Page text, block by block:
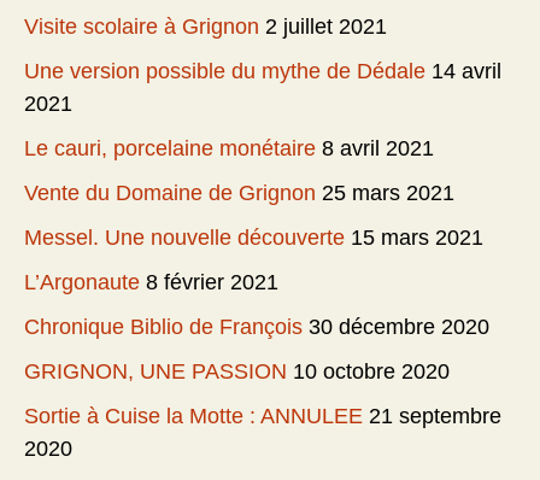
Visite scolaire à Grignon 2 juillet 2021
Une version possible du mythe de Dédale 14 avril
2021
Le cauri, porcelaine monétaire 8 avril 2021
Vente du Domaine de Grignon 25 mars 2021
Messel. Une nouvelle découverte 15 mars 2021
L’Argonaute 8 février 2021
Chronique Biblio de François 30 décembre 2020
GRIGNON, UNE PASSION 10 octobre 2020
Sortie à Cuise la Motte : ANNULEE 21 septembre
2020